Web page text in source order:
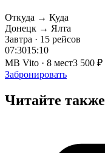
Откуда → Куда
Донецк → Ялта
Завтра · 15 рейсов
07:3015:10
MB Vito · 8 мест3 500 ₽
Забронировать
Читайте также